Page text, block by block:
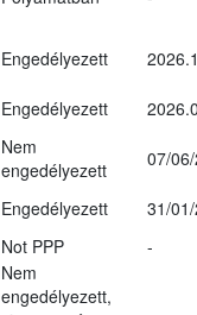
Engedélyezett
Engedélyezett
Nem
engedélyezett
07/
Engedélyezett
31/
Not PPP -
Nem
engedélyezett,